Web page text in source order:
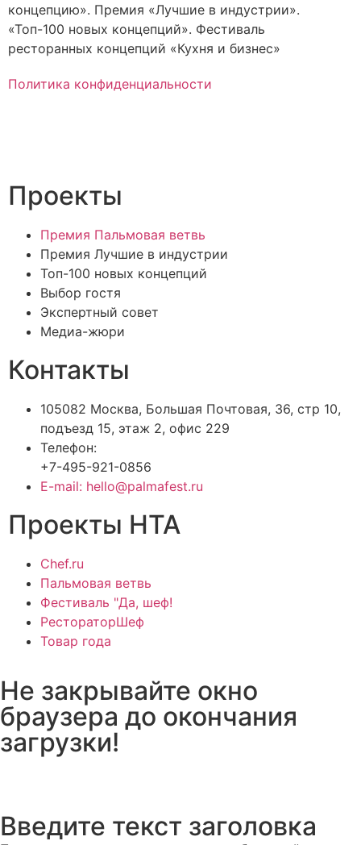
концепцию». Премия «Лучшие в индустрии».
«Топ-100 новых концепций». Фестиваль
ресторанных концепций «Кухня и бизнес»
Политика конфиденциальности
Проекты
Премия Пальмовая ветвь
Премия Лучшие в индустрии
Топ-100 новых концепций
Выбор гостя
Экспертный совет
Медиа-жюри
Контакты
105082 Москва, Большая Почтовая, 36, стр 10,
подъезд 15, этаж 2, офис 229
Телефон:
+7-495-921-0856
E-mail: hello@palmafest.ru
Проекты НТА
Chef.ru
Пальмовая ветвь
Фестиваль "Да, шеф!
РестораторШеф
Товар года
Не закрывайте окно
браузера до окончания
загрузки!
Введите текст заголовка